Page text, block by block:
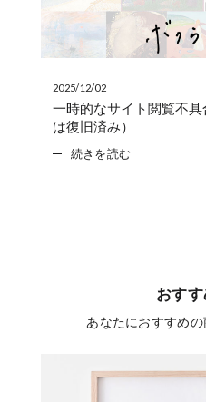
2025/12/02
一時的なサイト閲覧不
は復旧済み）
続きを読む
おす
あなたにおすすめの